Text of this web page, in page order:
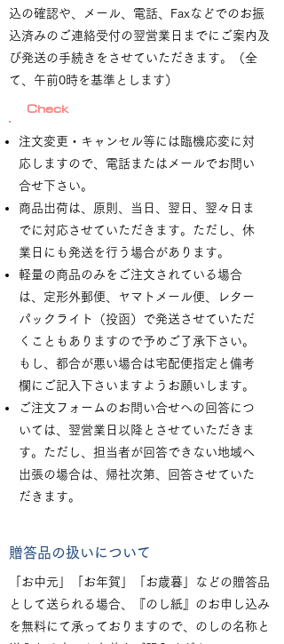
込の確認や、メール、電話、Faxなどでのお振
込済みのご連絡受付の翌営業日までにご案内及
び発送の手続きをさせていただきます。（全
て、午前0時を基準とします）
Check
注文変更・キャンセル等には臨機応変に対
応しますので、電話またはメールでお問い
合せ下さい。
商品出荷は、原則、当日、翌日、翌々日ま
でに対応させていただきます。ただし、休
業日にも発送を行う場合があります。
軽量の商品のみをご注文されている場合
は、定形外郵便、ヤマトメール便、レター
パックライト（投函）で発送させていただ
くこともありますので予めご了承下さい。
もし、都合が悪い場合は宅配便指定と備考
欄にご記入下さいますようお願いします。
ご注文フォームのお問い合せへの回答につ
いては、翌営業日以降とさせていただきま
す。ただし、担当者が回答できない地域へ
出張の場合は、帰社次第、回答させていた
だきます。
贈答品の扱いについて
「お中元」「お年賀」「お歳暮」などの贈答品
として送られる場合、『のし紙』のお申し込み
を無料にて承っておりますので、のしの名称と